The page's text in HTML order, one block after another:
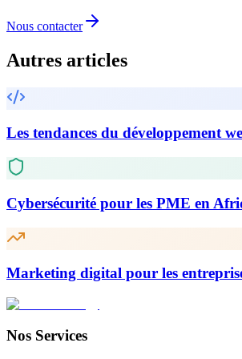
Nous contacter
Autres articles
Les tendances du développement
Cybersécurité pour les PME en
Marketing digital pour les
Nos Services